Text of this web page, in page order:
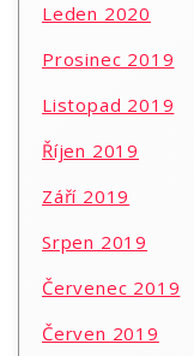
Leden 2020
Prosinec 2019
Listopad 2019
Říjen 2019
Září 2019
Srpen 2019
Červenec 2019
Červen 2019